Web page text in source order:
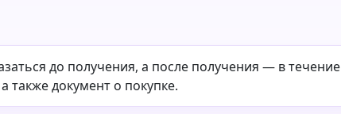
до получения, а после получения — в течение
также документ о покупке.